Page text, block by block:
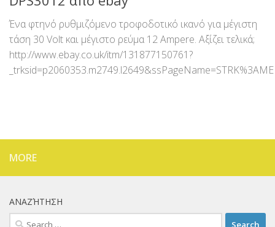
Ένα φτηνό ρυθμιζόμενο τροφοδοτικό ικανό για μέγιστη
τάση 30 Volt και μέγιστο ρεύμα 12 Ampere. Αξίζει τελικά;
http://www.ebay.co.uk/itm/131877150761?
MORE
ΑΝΑΖΉΤΗΣΗ
Search